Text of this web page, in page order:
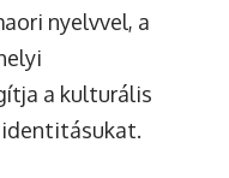
nyelvvel, a
a kulturális